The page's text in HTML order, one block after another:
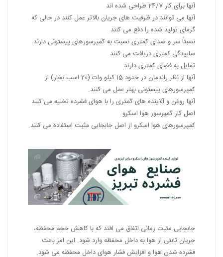
آنها برای کار 24/7 طراحی شده اند
آنها می توانند در ظرفیت های جریان بالاتر عمل کنند در حالی که
گرمای تولید شده را دفع می کنند
نسبتاً سر و صدای کمتری نسبت به کمپرسورهای پیستونی دارند
ساییدگی کمتری دریافت می کنند
تمایل به فضای کمتری دارند
آنها از نظر راندمان در حدود 15 کیلو وات (20 اسب بخار) از
کمپرسورهای پیستونی بهتر عمل می کنند.
آنها روغن و آلاینده های کمتری را با هوای فشرده تخلیه می کنند
اصل کار کمپرسور هوا اسکرو
کمپرسورهای هوا اسکرو از اصل جابجایی مثبت استفاده می کنند.
جابجایی مثبت زمانی اتفاق می افتد که با کاهش حجم محفظه،
جریان ثابتی از هوا به داخل محفظه وارد شود. این امر باعث
فشرده شدن هوا و افزایش فشار هوای داخل محفظه می شود.